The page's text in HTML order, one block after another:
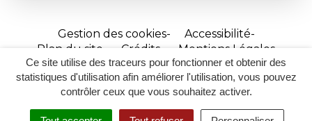
Ce site utilise des traceurs pour fonctionner et obtenir des
statistiques d'utilisation afin améliorer l'utilisation, vous pouvez
contrôler ceux que vous souhaitez activer.
Gestion des cookies
Accessibilité
Plan du site
Crédits
Mentions Légales
Site
réalisé
par